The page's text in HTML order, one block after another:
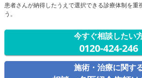
患者さんが納得したうえで選択できる診療体制を重
う。
今すぐ相談したい
0120-424-246
施術・治療に関す